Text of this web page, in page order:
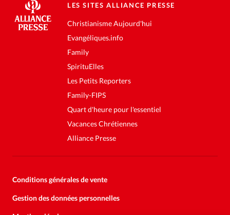
LES SITES ALLIANCE PRESSE
Christianisme Aujourd'hui
Evangéliques.info
Family
SpirituElles
Les Petits Reporters
Family-FIPS
Quart d'heure pour l'essentiel
Vacances Chrétiennes
Alliance Presse
Conditions générales de vente
Gestion des données personnelles